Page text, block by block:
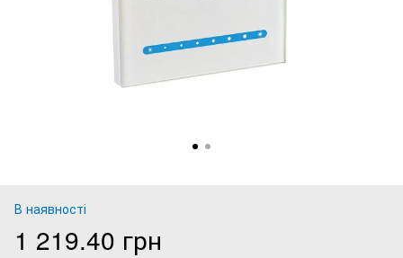
В наявності
1 219.40 грн